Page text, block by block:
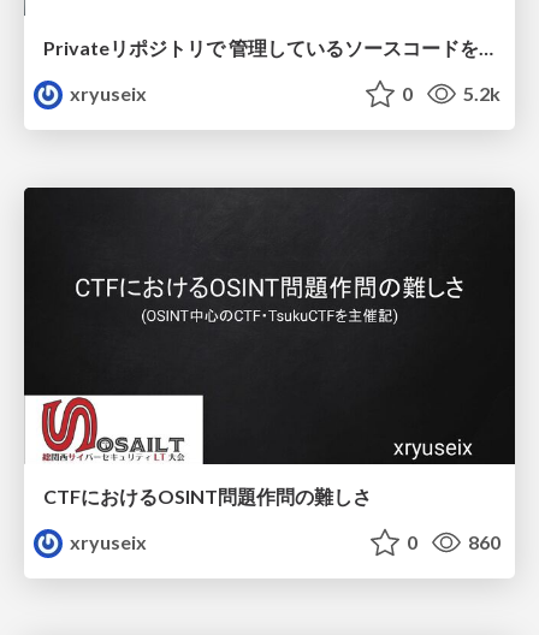
Privateリポジトリで 管理しているソースコードを 無料でGitHub Pagesに公開する
xryuseix
0 5.2k
CTFにおけるOSINT問題作問の難しさ
xryuseix
0 860